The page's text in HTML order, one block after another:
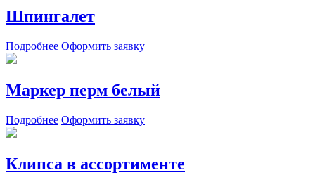
Шпингалет
Подробнее Оформить заявку
Маркер перм белый
Подробнее Оформить заявку
Клипса в ассортименте